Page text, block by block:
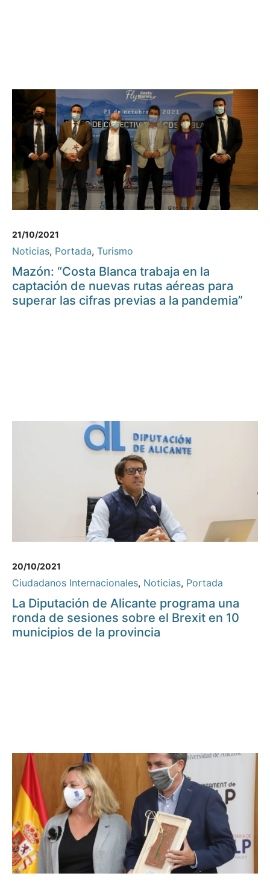
21/10/2021
Noticias, Portada, Turismo
Mazón: “Costa Blanca trabaja en la
captación de nuevas rutas aéreas para
superar las cifras previas a la pandemia”
20/10/2021
Ciudadanos Internacionales, Noticias, Portada
La Diputación de Alicante programa una
ronda de sesiones sobre el Brexit en 10
municipios de la provincia